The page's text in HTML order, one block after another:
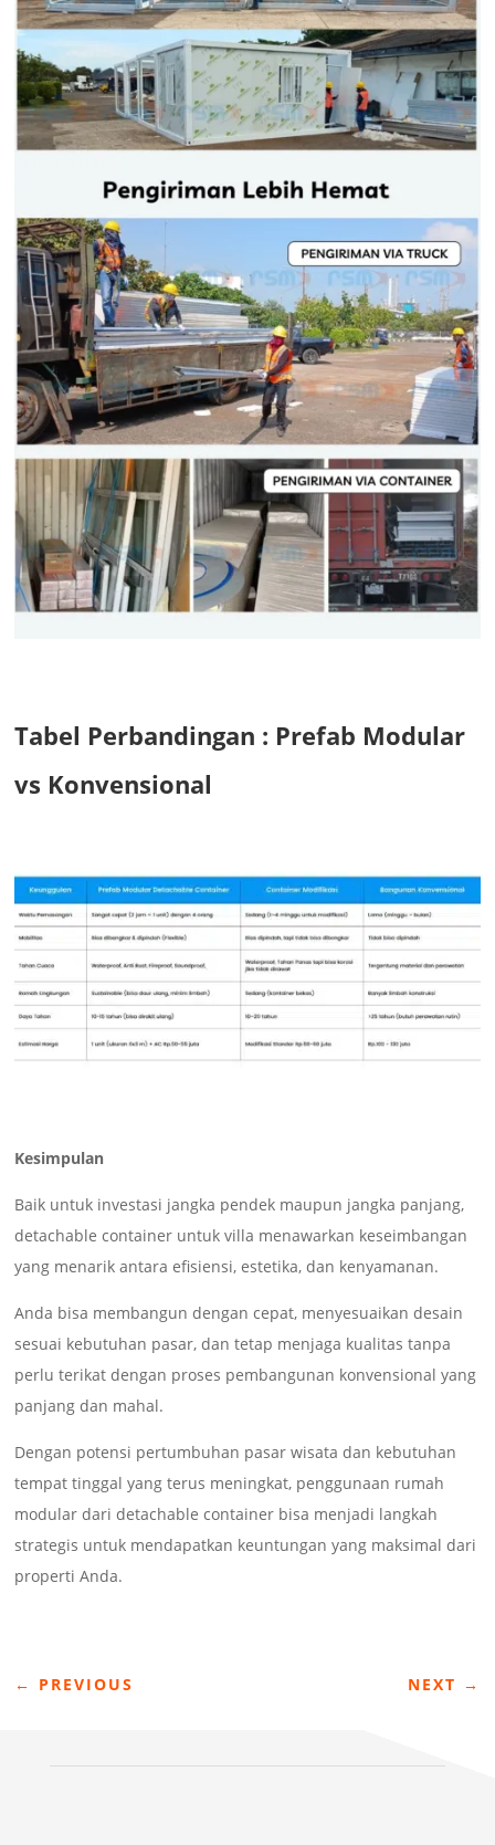
Tabel Perbandingan : Prefab Modular
vs Konvensional
Kesimpulan
Baik untuk investasi jangka pendek maupun jangka panjang,
detachable container untuk villa menawarkan keseimbangan
yang menarik antara efisiensi, estetika, dan kenyamanan.
Anda bisa membangun dengan cepat, menyesuaikan desain
sesuai kebutuhan pasar, dan tetap menjaga kualitas tanpa
perlu terikat dengan proses pembangunan konvensional yang
panjang dan mahal.
Dengan potensi pertumbuhan pasar wisata dan kebutuhan
tempat tinggal yang terus meningkat, penggunaan rumah
modular dari detachable container bisa menjadi langkah
strategis untuk mendapatkan keuntungan yang maksimal dari
properti Anda.
← PREVIOUS NEXT →